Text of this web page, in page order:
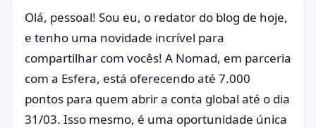
Olá, pessoal! Sou eu, o redator do blog de hoje,
e tenho uma novidade incrível para
compartilhar com vocês! A Nomad, em parceria
com a Esfera, está oferecendo até 7.000
pontos para quem abrir a conta global até o dia
31/03. Isso mesmo, é uma oportunidade única